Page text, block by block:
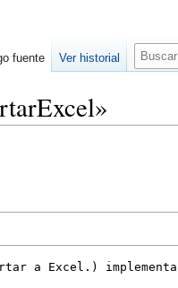
fuente Ver historial